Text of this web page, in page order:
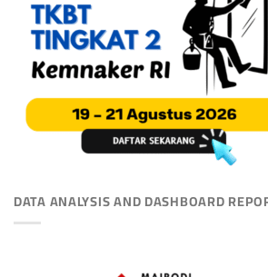
DATA ANALYSIS AND DASHBOARD